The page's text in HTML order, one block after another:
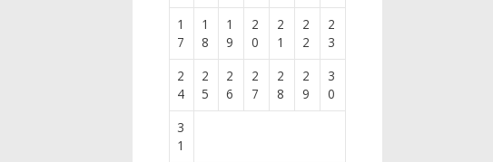
1
7
1
8
1
9
2
0
2
1
2
2
2
3
2
4
2
5
2
6
2
7
2
8
2
9
3
0
3
1